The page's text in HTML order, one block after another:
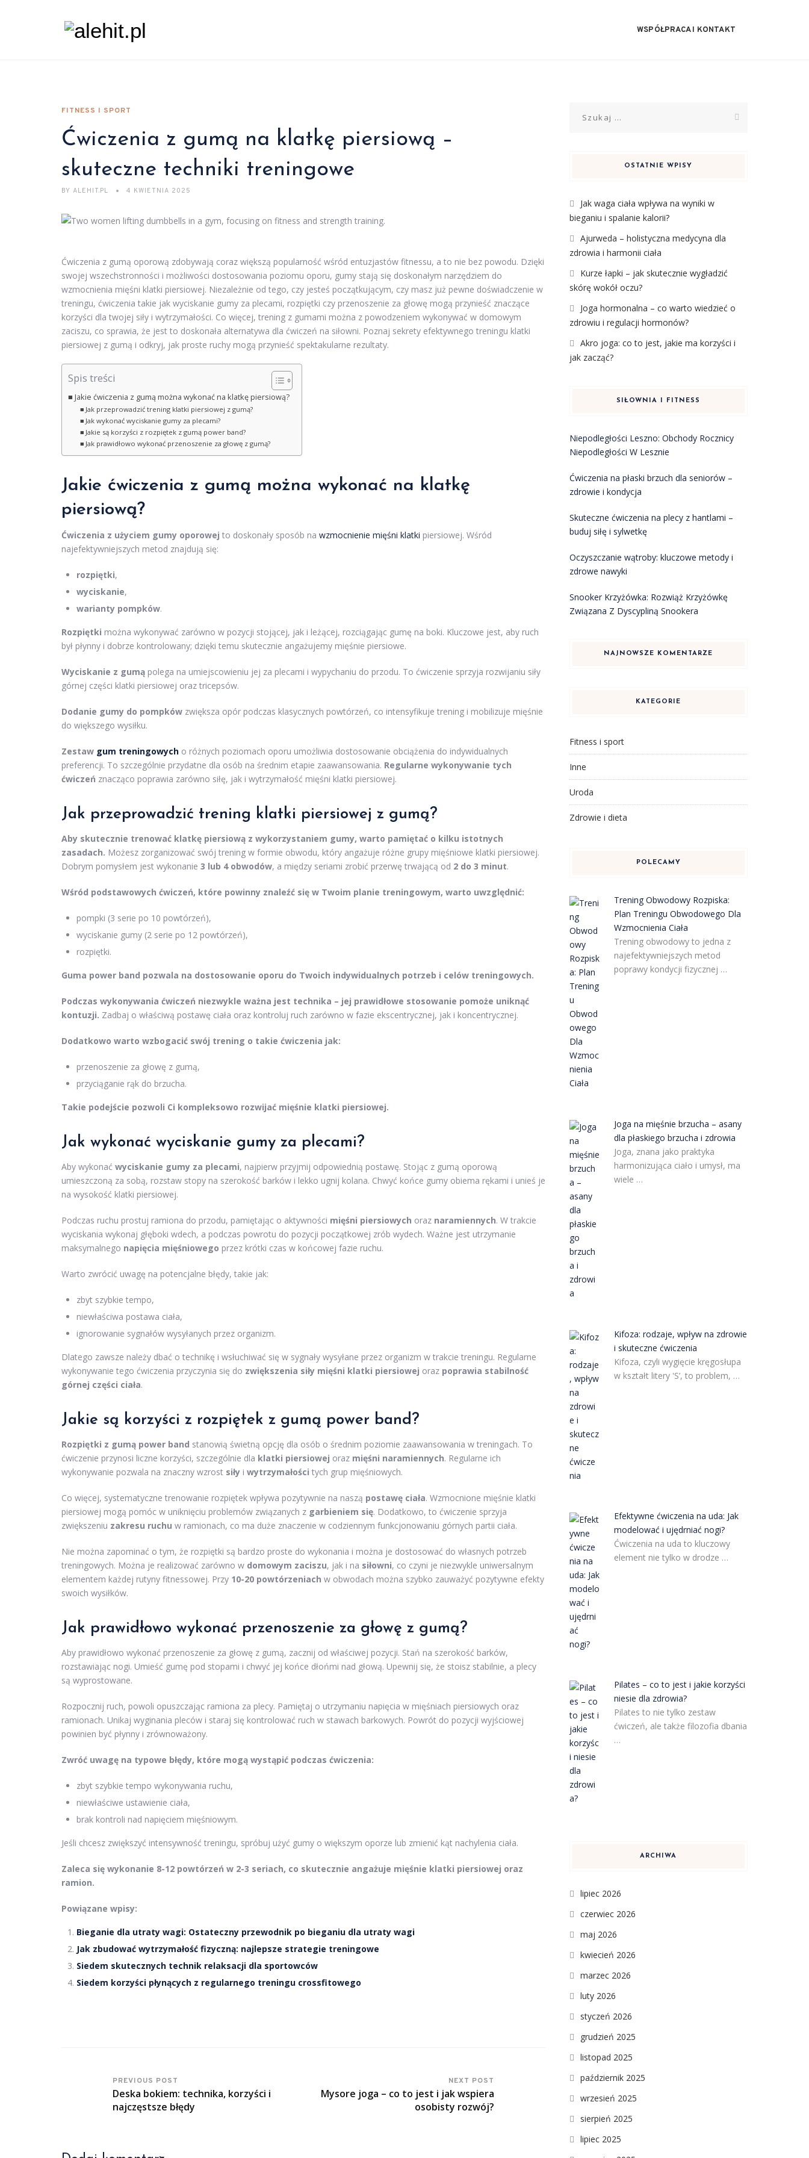
WSPÓŁPRACA I KONTAKT
FITNESS I SPORT
Ćwiczenia z gumą na klatkę piersiową –
skuteczne techniki treningowe
BY ALEHIT.PL 4 KWIETNIA 2025
Ćwiczenia z gumą oporową zdobywają coraz większą popularność wśród entuzjastów fitnessu, a to nie bez powodu. Dzięki
swojej wszechstronności i możliwości dostosowania poziomu oporu, gumy stają się doskonałym narzędziem do
wzmocnienia mięśni klatki piersiowej. Niezależnie od tego, czy jesteś początkującym, czy masz już pewne doświadczenie w
treningu, ćwiczenia takie jak wyciskanie gumy za plecami, rozpiętki czy przenoszenie za głowę mogą przynieść znaczące
korzyści dla twojej siły i wytrzymałości. Co więcej, trening z gumami można z powodzeniem wykonywać w domowym
zaciszu, co sprawia, że jest to doskonała alternatywa dla ćwiczeń na siłowni. Poznaj sekrety efektywnego treningu klatki
piersiowej z gumą i odkryj, jak proste ruchy mogą przynieść spektakularne rezultaty.
Spis treści
Jakie ćwiczenia z gumą można wykonać na klatkę piersiową?
Jak przeprowadzić trening klatki piersiowej z gumą?
Jak wykonać wyciskanie gumy za plecami?
Jakie są korzyści z rozpiętek z gumą power band?
Jak prawidłowo wykonać przenoszenie za głowę z gumą?
Jakie ćwiczenia z gumą można wykonać na klatkę
piersiową?
Ćwiczenia z użyciem gumy oporowej to doskonały sposób na wzmocnienie mięśni klatki piersiowej. Wśród
najefektywniejszych metod znajdują się:
rozpiętki,
wyciskanie,
warianty pompków.
Rozpiętki można wykonywać zarówno w pozycji stojącej, jak i leżącej, rozciągając gumę na boki. Kluczowe jest, aby ruch
był płynny i dobrze kontrolowany; dzięki temu skutecznie angażujemy mięśnie piersiowe.
Wyciskanie z gumą polega na umiejscowieniu jej za plecami i wypychaniu do przodu. To ćwiczenie sprzyja rozwijaniu siły
górnej części klatki piersiowej oraz tricepsów.
Dodanie gumy do pompków zwiększa opór podczas klasycznych powtórzeń, co intensyfikuje trening i mobilizuje mięśnie
do większego wysiłku.
Zestaw gum treningowych o różnych poziomach oporu umożliwia dostosowanie obciążenia do indywidualnych
preferencji. To szczególnie przydatne dla osób na średnim etapie zaawansowania. Regularne wykonywanie tych
ćwiczeń znacząco poprawia zarówno siłę, jak i wytrzymałość mięśni klatki piersiowej.
Jak przeprowadzić trening klatki piersiowej z gumą?
Aby skutecznie trenować klatkę piersiową z wykorzystaniem gumy, warto pamiętać o kilku istotnych
zasadach. Możesz zorganizować swój trening w formie obwodu, który angażuje różne grupy mięśniowe klatki piersiowej.
Dobrym pomysłem jest wykonanie 3 lub 4 obwodów, a między seriami zrobić przerwę trwającą od 2 do 3 minut.
Wśród podstawowych ćwiczeń, które powinny znaleźć się w Twoim planie treningowym, warto uwzględnić:
pompki (3 serie po 10 powtórzeń),
wyciskanie gumy (2 serie po 12 powtórzeń),
rozpiętki.
Guma power band pozwala na dostosowanie oporu do Twoich indywidualnych potrzeb i celów treningowych.
Podczas wykonywania ćwiczeń niezwykle ważna jest technika – jej prawidłowe stosowanie pomoże uniknąć
kontuzji. Zadbaj o właściwą postawę ciała oraz kontroluj ruch zarówno w fazie ekscentrycznej, jak i koncentrycznej.
Dodatkowo warto wzbogacić swój trening o takie ćwiczenia jak:
przenoszenie za głowę z gumą,
przyciąganie rąk do brzucha.
Takie podejście pozwoli Ci kompleksowo rozwijać mięśnie klatki piersiowej.
Jak wykonać wyciskanie gumy za plecami?
Aby wykonać wyciskanie gumy za plecami, najpierw przyjmij odpowiednią postawę. Stojąc z gumą oporową
umieszczoną za sobą, rozstaw stopy na szerokość barków i lekko ugnij kolana. Chwyć końce gumy obiema rękami i unieś je
na wysokość klatki piersiowej.
Podczas ruchu prostuj ramiona do przodu, pamiętając o aktywności mięśni piersiowych oraz naramiennych. W trakcie
wyciskania wykonaj głęboki wdech, a podczas powrotu do pozycji początkowej zrób wydech. Ważne jest utrzymanie
maksymalnego napięcia mięśniowego przez krótki czas w końcowej fazie ruchu.
Warto zwrócić uwagę na potencjalne błędy, takie jak:
zbyt szybkie tempo,
niewłaściwa postawa ciała,
ignorowanie sygnałów wysyłanych przez organizm.
Dlatego zawsze należy dbać o technikę i wsłuchiwać się w sygnały wysyłane przez organizm w trakcie treningu. Regularne
wykonywanie tego ćwiczenia przyczynia się do zwiększenia siły mięśni klatki piersiowej oraz poprawia stabilność
górnej części ciała.
Jakie są korzyści z rozpiętek z gumą power band?
Rozpiętki z gumą power band stanowią świetną opcję dla osób o średnim poziomie zaawansowania w treningach. To
ćwiczenie przynosi liczne korzyści, szczególnie dla klatki piersiowej oraz mięśni naramiennych. Regularne ich
wykonywanie pozwala na znaczny wzrost siły i wytrzymałości tych grup mięśniowych.
Co więcej, systematyczne trenowanie rozpiętek wpływa pozytywnie na naszą postawę ciała. Wzmocnione mięśnie klatki
piersiowej mogą pomóc w uniknięciu problemów związanych z garbieniem się. Dodatkowo, to ćwiczenie sprzyja
zwiększeniu zakresu ruchu w ramionach, co ma duże znaczenie w codziennym funkcjonowaniu górnych partii ciała.
Nie można zapominać o tym, że rozpiętki są bardzo proste do wykonania i można je dostosować do własnych potrzeb
treningowych. Można je realizować zarówno w domowym zaciszu, jak i na siłowni, co czyni je niezwykle uniwersalnym
elementem każdej rutyny fitnessowej. Przy 10-20 powtórzeniach w obwodach można szybko zauważyć pozytywne efekty
swoich wysiłków.
Jak prawidłowo wykonać przenoszenie za głowę z gumą?
Aby prawidłowo wykonać przenoszenie za głowę z gumą, zacznij od właściwej pozycji. Stań na szerokość barków,
rozstawiając nogi. Umieść gumę pod stopami i chwyć jej końce dłońmi nad głową. Upewnij się, że stoisz stabilnie, a plecy
są wyprostowane.
Rozpocznij ruch, powoli opuszczając ramiona za plecy. Pamiętaj o utrzymaniu napięcia w mięśniach piersiowych oraz
ramionach. Unikaj wyginania pleców i staraj się kontrolować ruch w stawach barkowych. Powrót do pozycji wyjściowej
powinien być płynny i zrównoważony.
Zwróć uwagę na typowe błędy, które mogą wystąpić podczas ćwiczenia:
zbyt szybkie tempo wykonywania ruchu,
niewłaściwe ustawienie ciała,
brak kontroli nad napięciem mięśniowym.
Jeśli chcesz zwiększyć intensywność treningu, spróbuj użyć gumy o większym oporze lub zmienić kąt nachylenia ciała.
Zaleca się wykonanie 8-12 powtórzeń w 2-3 seriach, co skutecznie angażuje mięśnie klatki piersiowej oraz
ramion.
Powiązane wpisy:
Bieganie dla utraty wagi: Ostateczny przewodnik po bieganiu dla utraty wagi
Jak zbudować wytrzymałość fizyczną: najlepsze strategie treningowe
Siedem skutecznych technik relaksacji dla sportowców
Siedem korzyści płynących z regularnego treningu crossfitowego
PREVIOUS POST
Deska bokiem: technika, korzyści i
najczęstsze błędy
NEXT POST
Mysore joga – co to jest i jak wspiera
osobisty rozwój?
OSTATNIE WPISY
Jak waga ciała wpływa na wyniki w
bieganiu i spalanie kalorii?
Ajurweda – holistyczna medycyna dla
zdrowia i harmonii ciała
Kurze łapki – jak skutecznie wygładzić
skórę wokół oczu?
Joga hormonalna – co warto wiedzieć o
zdrowiu i regulacji hormonów?
Akro joga: co to jest, jakie ma korzyści i
jak zacząć?
SIŁOWNIA I FITNESS
Niepodległości Leszno: Obchody Rocznicy
Niepodległości W Lesznie
Ćwiczenia na płaski brzuch dla seniorów –
zdrowie i kondycja
Skuteczne ćwiczenia na plecy z hantlami –
buduj siłę i sylwetkę
Oczyszczanie wątroby: kluczowe metody i
zdrowe nawyki
Snooker Krzyżówka: Rozwiąż Krzyżówkę
Związana Z Dyscypliną Snookera
NAJNOWSZE KOMENTARZE
KATEGORIE
Fitness i sport
Inne
Uroda
Zdrowie i dieta
POLECAMY
Trening Obwodowy Rozpiska:
Plan Treningu Obwodowego Dla
Wzmocnienia Ciała
Trening obwodowy to jedna z
najefektywniejszych metod
poprawy kondycji fizycznej …
Joga na mięśnie brzucha – asany
dla płaskiego brzucha i zdrowia
Joga, znana jako praktyka
harmonizująca ciało i umysł, ma
wiele …
Kifoza: rodzaje, wpływ na zdrowie
i skuteczne ćwiczenia
Kifoza, czyli wygięcie kręgosłupa
w kształt litery 'S’, to problem, …
Efektywne ćwiczenia na uda: Jak
modelować i ujędrniać nogi?
Ćwiczenia na uda to kluczowy
element nie tylko w drodze …
Pilates – co to jest i jakie korzyści
niesie dla zdrowia?
Pilates to nie tylko zestaw
ćwiczeń, ale także filozofia dbania
…
ARCHIWA
lipiec 2026
czerwiec 2026
maj 2026
kwiecień 2026
marzec 2026
luty 2026
styczeń 2026
grudzień 2025
listopad 2025
październik 2025
wrzesień 2025
sierpień 2025
lipiec 2025